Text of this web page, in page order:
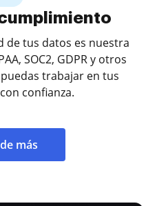
de tus datos es nuestra
SOC2, GDPR y otros
trabajar en tus
confianza.
más